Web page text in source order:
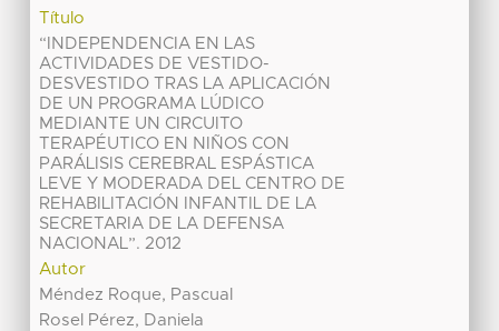
Título
“INDEPENDENCIA EN LAS
ACTIVIDADES DE VESTIDO-
DESVESTIDO TRAS LA APLICACIÓN
DE UN PROGRAMA LÚDICO
MEDIANTE UN CIRCUITO
TERAPÉUTICO EN NIÑOS CON
PARÁLISIS CEREBRAL ESPÁSTICA
LEVE Y MODERADA DEL CENTRO DE
REHABILITACIÓN INFANTIL DE LA
SECRETARIA DE LA DEFENSA
NACIONAL”. 2012
Autor
Méndez Roque, Pascual
Rosel Pérez, Daniela